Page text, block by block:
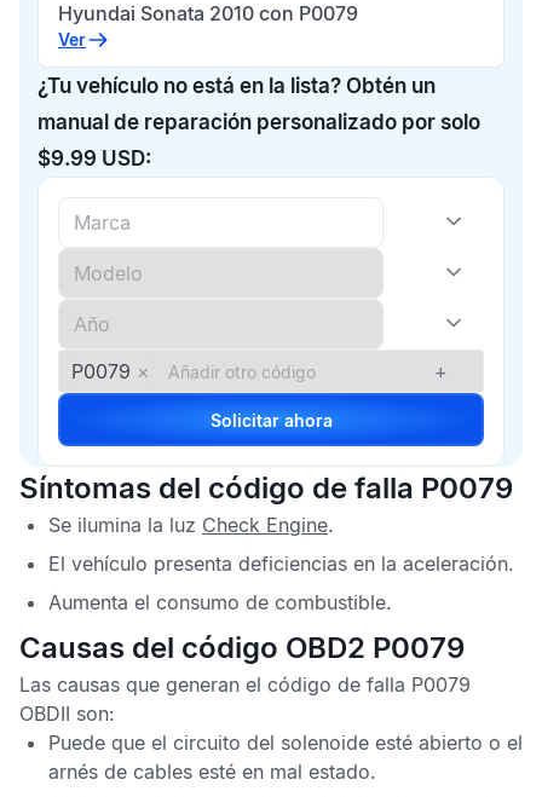
Hyundai Sonata 2010 con P0079
Ver
¿Tu vehículo no está en la lista? Obtén un
manual de reparación personalizado por solo
$9.99 USD:
P0079 × +
Solicitar ahora
Síntomas del código de falla P0079
Se ilumina la luz Check Engine.
El vehículo presenta deficiencias en la aceleración.
Aumenta el consumo de combustible.
Causas del código OBD2 P0079
Las causas que generan el código de falla P0079
OBDII son:
Puede que el circuito del solenoide esté abierto o el
arnés de cables esté en mal estado.